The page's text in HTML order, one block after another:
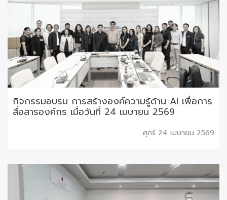
กิจกรรมอบรม การสร้างองค์ความรู้ด้าน AI เพื่อการ
สื่อสารองค์กร เมื่อวันที่ 24 เมษายน 2569
ศุกร์ 24 เมษายน 2569